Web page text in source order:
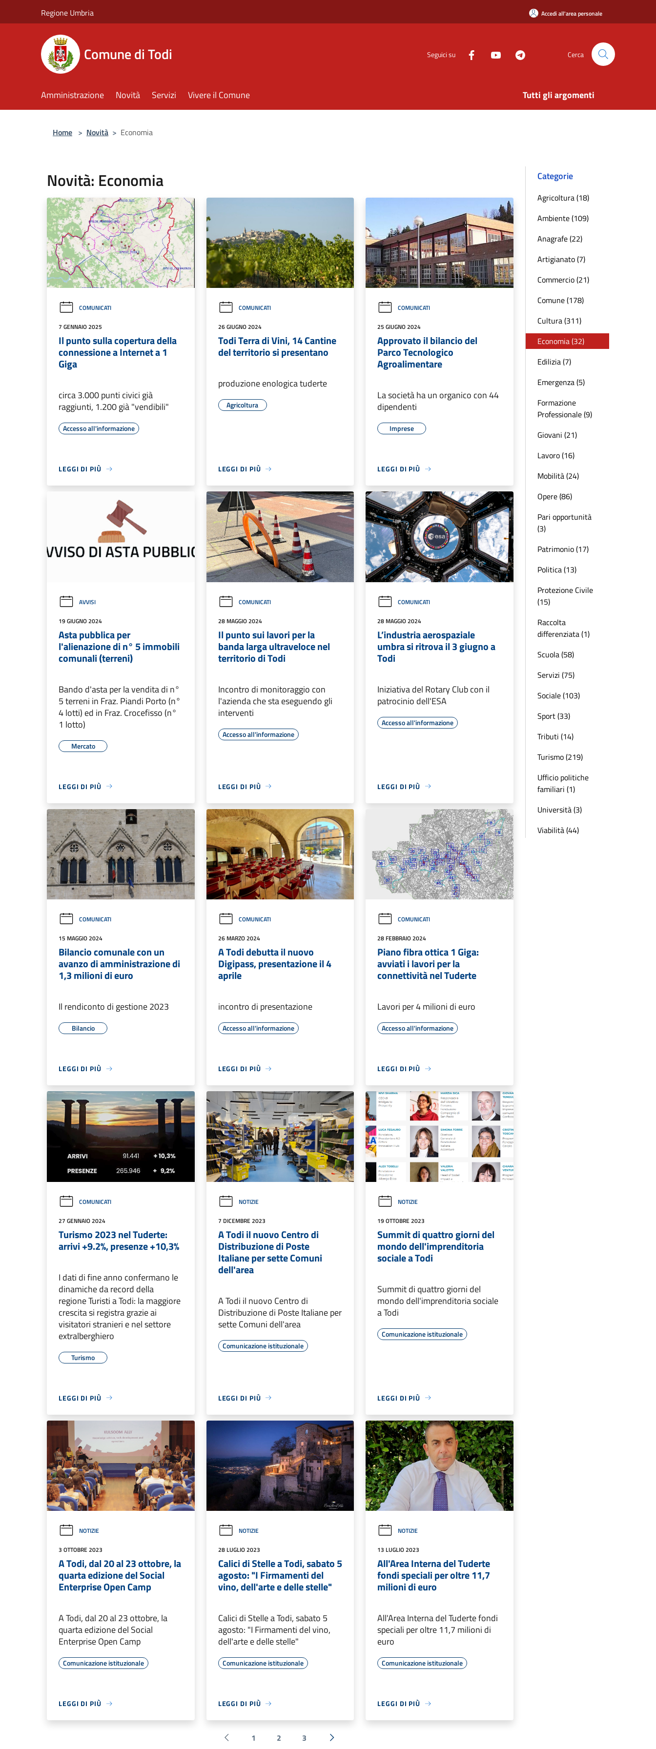
Regione Umbria Accedi all'area personale
Comune di Todi Seguici su Cerca
Amministrazione Novità Servizi Vivere il Comune Tutti gli argomenti
Home > Novità > Economia
Novità: Economia
COMUNICATI
7 GENNAIO 2025
Il punto sulla copertura della
connessione a Internet a 1
Giga
circa 3.000 punti civici già
raggiunti, 1.200 già "vendibili"
Accesso all'informazione
LEGGI DI PIÙ
COMUNICATI
26 GIUGNO 2024
Todi Terra di Vini, 14 Cantine
del territorio si presentano
produzione enologica tuderte
Agricoltura
LEGGI DI PIÙ
COMUNICATI
25 GIUGNO 2024
Approvato il bilancio del
Parco Tecnologico
Agroalimentare
La società ha un organico con 44
dipendenti
Imprese
LEGGI DI PIÙ
AVVISI
19 GIUGNO 2024
Asta pubblica per
l'alienazione di n° 5 immobili
comunali (terreni)
Bando d'asta per la vendita di n°
5 terreni in Fraz. Piandi Porto (n°
4 lotti) ed in Fraz. Crocefisso (n°
1 lotto)
Mercato
LEGGI DI PIÙ
COMUNICATI
28 MAGGIO 2024
Il punto sui lavori per la
banda larga ultraveloce nel
territorio di Todi
Incontro di monitoraggio con
l'azienda che sta eseguendo gli
interventi
Accesso all'informazione
LEGGI DI PIÙ
COMUNICATI
28 MAGGIO 2024
L’industria aerospaziale
umbra si ritrova il 3 giugno a
Todi
Iniziativa del Rotary Club con il
patrocinio dell'ESA
Accesso all'informazione
LEGGI DI PIÙ
COMUNICATI
15 MAGGIO 2024
Bilancio comunale con un
avanzo di amministrazione di
1,3 milioni di euro
Il rendiconto di gestione 2023
Bilancio
LEGGI DI PIÙ
COMUNICATI
26 MARZO 2024
A Todi debutta il nuovo
Digipass, presentazione il 4
aprile
incontro di presentazione
Accesso all'informazione
LEGGI DI PIÙ
COMUNICATI
28 FEBBRAIO 2024
Piano fibra ottica 1 Giga:
avviati i lavori per la
connettività nel Tuderte
Lavori per 4 milioni di euro
Accesso all'informazione
LEGGI DI PIÙ
COMUNICATI
27 GENNAIO 2024
Turismo 2023 nel Tuderte:
arrivi +9.2%, presenze +10,3%
I dati di fine anno confermano le
dinamiche da record della
regione Turisti a Todi: la maggiore
crescita si registra grazie ai
visitatori stranieri e nel settore
extralberghiero
Turismo
LEGGI DI PIÙ
NOTIZIE
7 DICEMBRE 2023
A Todi il nuovo Centro di
Distribuzione di Poste
Italiane per sette Comuni
dell'area
A Todi il nuovo Centro di
Distribuzione di Poste Italiane per
sette Comuni dell'area
Comunicazione istituzionale
LEGGI DI PIÙ
NOTIZIE
19 OTTOBRE 2023
Summit di quattro giorni del
mondo dell'imprenditoria
sociale a Todi
Summit di quattro giorni del
mondo dell'imprenditoria sociale
a Todi
Comunicazione istituzionale
LEGGI DI PIÙ
NOTIZIE
3 OTTOBRE 2023
A Todi, dal 20 al 23 ottobre, la
quarta edizione del Social
Enterprise Open Camp
A Todi, dal 20 al 23 ottobre, la
quarta edizione del Social
Enterprise Open Camp
Comunicazione istituzionale
LEGGI DI PIÙ
NOTIZIE
28 LUGLIO 2023
Calici di Stelle a Todi, sabato 5
agosto: "I Firmamenti del
vino, dell'arte e delle stelle"
Calici di Stelle a Todi, sabato 5
agosto: "I Firmamenti del vino,
dell'arte e delle stelle"
Comunicazione istituzionale
LEGGI DI PIÙ
NOTIZIE
13 LUGLIO 2023
All'Area Interna del Tuderte
fondi speciali per oltre 11,7
milioni di euro
All'Area Interna del Tuderte fondi
speciali per oltre 11,7 milioni di
euro
Comunicazione istituzionale
LEGGI DI PIÙ
Pagina precedente
1 2 3
Successiva »
Categorie
Agricoltura (18)
Ambiente (109)
Anagrafe (22)
Artigianato (7)
Commercio (21)
Comune (178)
Cultura (311)
Economia (32)
Edilizia (7)
Emergenza (5)
Formazione
Professionale (9)
Giovani (21)
Lavoro (16)
Mobilità (24)
Opere (86)
Pari opportunità
(3)
Patrimonio (17)
Politica (13)
Protezione Civile
(15)
Raccolta
differenziata (1)
Scuola (58)
Servizi (75)
Sociale (103)
Sport (33)
Tributi (14)
Turismo (219)
Ufficio politiche
familiari (1)
Università (3)
Viabilità (44)